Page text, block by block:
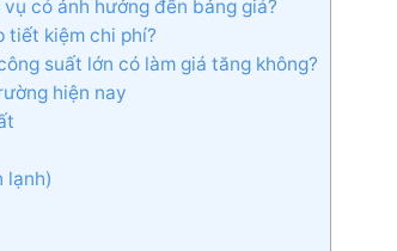
có ảnh hưởng đến bảng giá?
tiết kiệm chi phí?
suất lớn có làm giá tăng không?
hiện nay
lạnh)